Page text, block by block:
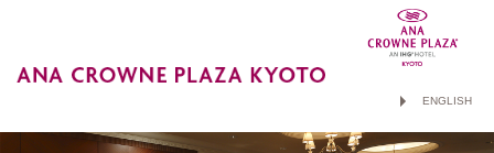
ENGLISH